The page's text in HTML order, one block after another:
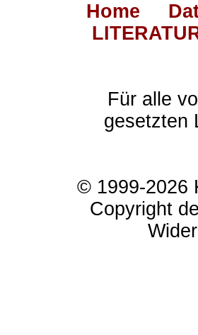
Home
Für alle
gesetzten
© 1999-2026
Copyright